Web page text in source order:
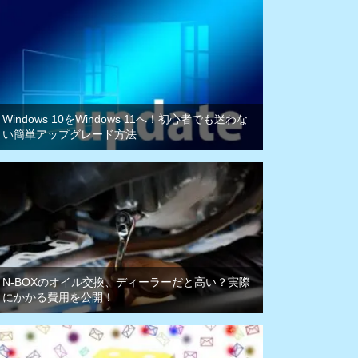
Windows 10をWindows 11へ！初心者でも迷わな
い簡単アップグレード方法
N-BOXのオイル交換、ディーラーだと高い？実際
にかかる費用を公開！